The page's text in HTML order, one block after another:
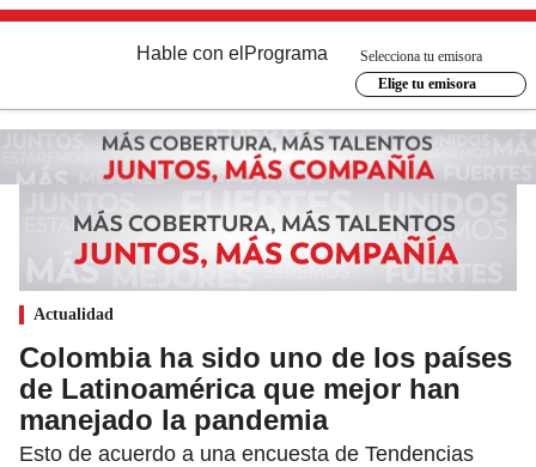
Hable con el Programa
Selecciona tu emisora
Elige tu emisora
Actualidad
Colombia ha sido uno de los países
de Latinoamérica que mejor han
manejado la pandemia
Esto de acuerdo a una encuesta de Tendencias